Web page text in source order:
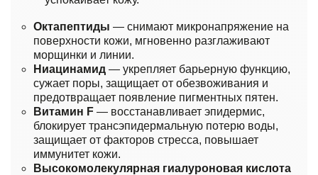
Октапептиды — снимают микронапряжение на
поверхности кожи, мгновенно разглаживают
морщинки и линии.
Ниацинамид — укрепляет барьерную функцию,
сужает поры, защищает от обезвоживания и
предотвращает появление пигментных пятен.
Витамин F — восстанавливает эпидермис,
блокирует трансэпидермальную потерю воды,
защищает от факторов стресса, повышает
иммунитет кожи.
Высокомолекулярная гиалуроновая кислота